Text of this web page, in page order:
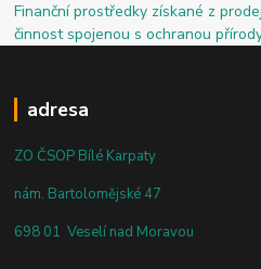
Finanční prostředky získané z
činnost spojenou s ochranou
adresa
ZO ČSOP Bílé Karpaty
nám. Bartolomějské 47
698 01 Veselí nad Moravou